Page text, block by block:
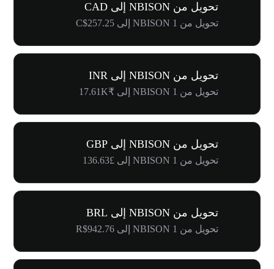
تحويل من NBISON إلى CAD
تحويل من 1 NBISON إلى C$257.25
تحويل من NBISON إلى INR
تحويل من 1 NBISON إلى ₹17.61K
تحويل من NBISON إلى GBP
تحويل من 1 NBISON إلى £136.63
تحويل من NBISON إلى BRL
تحويل من 1 NBISON إلى R$942.76